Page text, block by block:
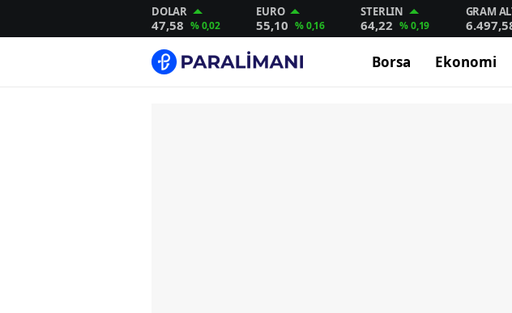
DOLAR
47,58 % 0,02
EURO
55,10 % 0,16
STERLIN
64,22 % 0,19
GRAM
Borsa Ekonomi